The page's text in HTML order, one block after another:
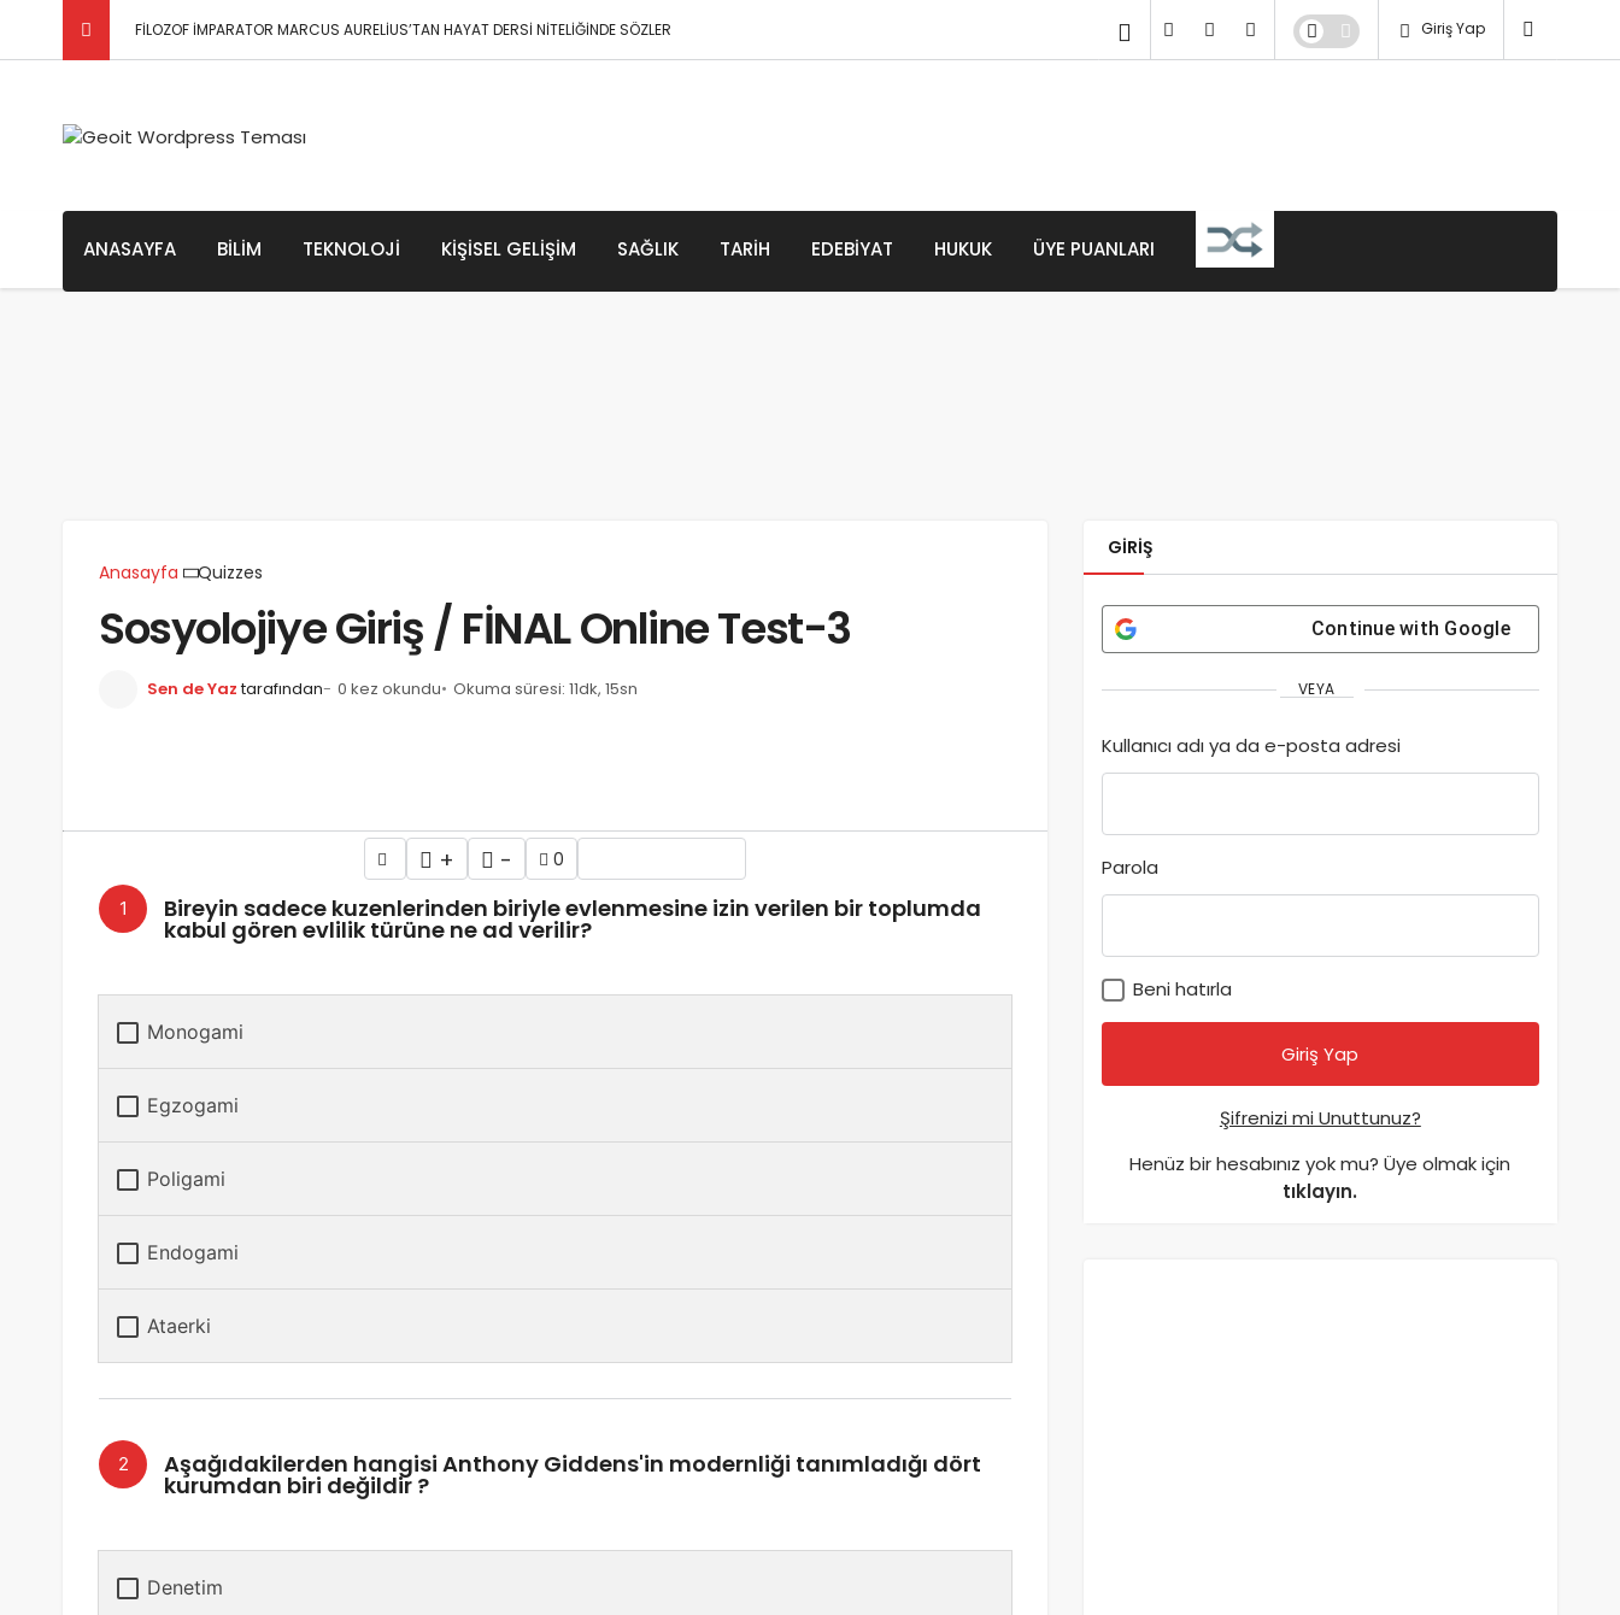
FİLOZOF İMPARATOR MARCUS AURELİUS’TAN HAYAT DERSİ NİTELİĞİNDE SÖZLER
Evrenin Sonu Hakkında Bazı Teoriler / Büyük Çöküş ve Büyük Donma
Psikoloji Biliminin Kökenleri ve Tarihçesi
Giriş Yap
ANASAYFA BILIM TEKNOLOJI KIŞISEL GELIŞIM SAĞLIK TARIH EDEBIYAT HUKUK ÜYE PUANLARI
Anasayfa Quizzes
Sosyolojiye Giriş / FİNAL Online Test-3
Sen de Yaz tarafından 0 kez okundu Okuma süresi: 11dk, 15sn
+ - 0
Bireyin sadece kuzenlerinden biriyle evlenmesine izin verilen bir toplumda
kabul gören evlilik türüne ne ad verilir?
Monogami
Egzogami
Poligami
Endogami
Ataerki
Aşağıdakilerden hangisi Anthony Giddens'in modernliği tanımladığı dört
kurumdan biri değildir ?
Denetim
GIRIŞ
Continue with Google
VEYA
Kullanıcı adı ya da e-posta adresi
Parola
Beni hatırla
Şifrenizi mi Unuttunuz?
Henüz bir hesabınız yok mu? Üye olmak için
tıklayın.